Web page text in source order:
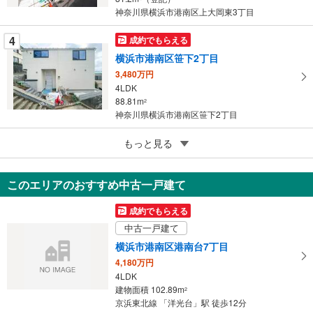
神奈川県横浜市港南区上大岡東3丁目
4 成約でもらえる
横浜市港南区笹下2丁目
3,480万円
4LDK
88.81m2
神奈川県横浜市港南区笹下2丁目
成約でもらえる
横浜市港南区港南台1丁目
7,499万円
4LDK
108.47m2
神奈川県横浜市港南区港南台1丁目
もっと見る
このエリアのおすすめ中古一戸建て
成約でもらえる
中古一戸建て
横浜市港南区港南台7丁目
4,180万円
4LDK
建物面積 102.89m2
京浜東北線 「洋光台」駅 徒歩12分